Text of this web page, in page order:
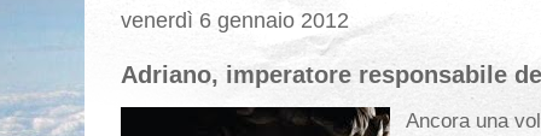
venerdì 6 gennaio 2012
Adriano, imperatore responsabile
Ancora una